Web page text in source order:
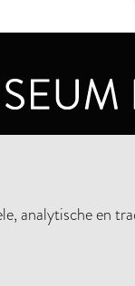
analytische en